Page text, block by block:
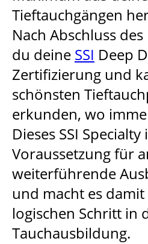
Tieftauchgängen
Nach Abschluss
du deine SSI Deep
Zertifizierung und
schönsten
erkunden, wo
Dieses SSI
Voraussetzung für
weiterführende
und macht es
logischen Schritt in
Tauchausbildung.